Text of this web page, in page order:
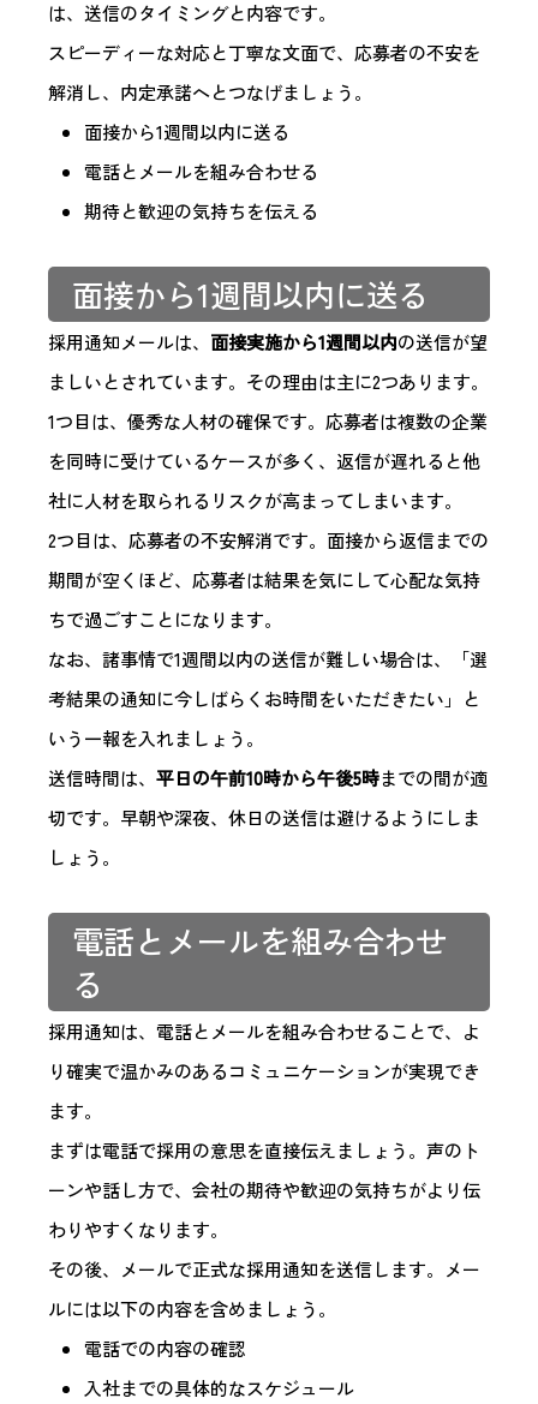
は、送信のタイミングと内容です。
スピーディーな対応と丁寧な文面で、応募者の不安を
解消し、内定承諾へとつなげましょう。
面接から1週間以内に送る
電話とメールを組み合わせる
期待と歓迎の気持ちを伝える
面接から1週間以内に送る
採用通知メールは、 面接実施から1週間以内の送信が望
ましいとされています。その理由は主に2つあります。
1つ目は、優秀な人材の確保です。応募者は複数の企業
を同時に受けているケースが多く、返信が遅れると他
社に人材を取られるリスクが高まってしまいます。
2つ目は、応募者の不安解消です。面接から返信までの
期間が空くほど、応募者は結果を気にして心配な気持
ちで過ごすことになります。
なお、諸事情で1週間以内の送信が難しい場合は、「選
考結果の通知に今しばらくお時間をいただきたい」と
いう一報を入れましょう。
送信時間は、 平日の午前10時から午後5時までの間が適
切です。早朝や深夜、休日の送信は避けるようにしま
しょう。
電話とメールを組み合わせ
る
採用通知は、電話とメールを組み合わせることで、よ
り確実で温かみのあるコミュニケーションが実現でき
ます。
まずは電話で採用の意思を直接伝えましょう。声のト
ーンや話し方で、会社の期待や歓迎の気持ちがより伝
わりやすくなります。
その後、メールで正式な採用通知を送信します。メー
ルには以下の内容を含めましょう。
電話での内容の確認
入社までの具体的なスケジュール